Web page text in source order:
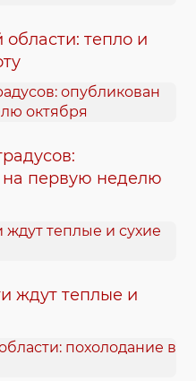
тепло и
на первую неделю
ждут теплые и